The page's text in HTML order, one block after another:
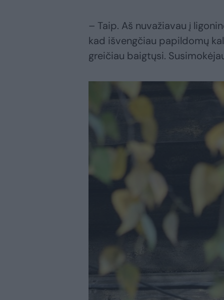
– Taip. Aš nuvažiavau į
kad išvengčiau papildomų
greičiau baigtųsi.